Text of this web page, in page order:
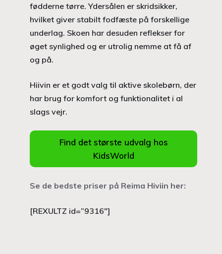
fødderne tørre. Ydersålen er skridsikker,
hvilket giver stabilt fodfæste på forskellige
underlag. Skoen har desuden reflekser for
øget synlighed og er utrolig nemme at få af
og på.
Hiivin er et godt valg til aktive skolebørn, der
har brug for komfort og funktionalitet i al
slags vejr.
Find det største udvalg hos
KidsWorld
Se de bedste priser på Reima Hiviin her:
[REXULTZ id=”9316″]